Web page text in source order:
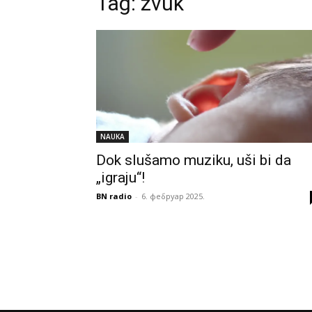
NAUKA
Dok slušamo muziku, uši bi da
„igraju“!
BN radio - 6. фебруар 2025.